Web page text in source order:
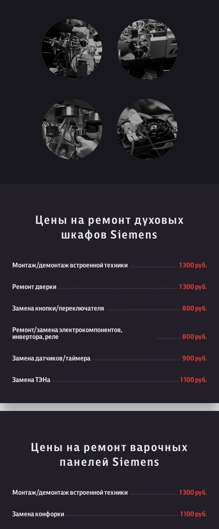
Цены на ремонт духовых
шкафов Siemens
Монтаж/демонтаж встроенной техники 1 300 руб.
Ремонт дверки 1 300 руб.
Замена кнопки/переключателя 800 руб.
Ремонт/замена электрокомпонентов,
инвертора, реле
800 руб.
Замена датчиков/таймера 900 руб.
Замена ТЭНа 1 100 руб.
Цены на ремонт варочных
панелей Siemens
Монтаж/демонтаж встроенной техники 1 300 руб.
Замена конфорки 1 100 руб.